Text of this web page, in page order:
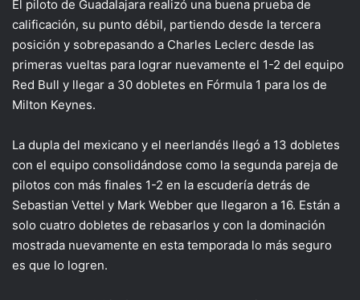
El piloto de Guadalajara realizó una buena prueba de
calificación, su punto débil, partiendo desde la tercera
posición y sobrepasando a Charles Leclerc desde las
primeras vueltas para lograr nuevamente el 1-2 del equipo
Red Bull y llegar a 30 dobletes en Fórmula 1 para los de
Milton Keynes.
La dupla del mexicano y el neerlandés llegó a 13 dobletes
con el equipo consolidándose como la segunda pareja de
pilotos con más finales 1-2 en la escudería detrás de
Sebastian Vettel y Mark Webber que llegaron a 16. Están a
solo cuatro dobletes de rebasarlos y con la dominación
mostrada nuevamente en esta temporada lo más seguro
es que lo logren.